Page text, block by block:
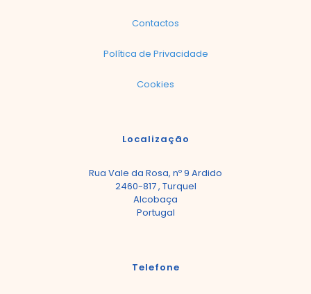
Contactos
Política de Privacidade
Cookies
Localização
Rua Vale da Rosa, nº 9 Ardido
2460-817 , Turquel
Alcobaça
Portugal
Telefone